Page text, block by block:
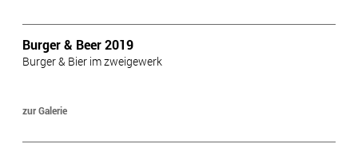
Burger & Beer 2019
Burger & Bier im zweigewerk
zur Galerie